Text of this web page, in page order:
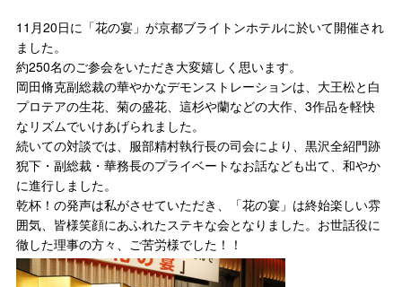
11月20日に「花の宴」が京都ブライトンホテルに於いて開催され
ました。
約250名のご参会をいただき大変嬉しく思います。
岡田脩克副総裁の華やかなデモンストレーションは、大王松と白
プロテアの生花、菊の盛花、這杉や蘭などの大作、3作品を軽快
なリズムでいけあげられました。
続いての対談では、服部精村執行長の司会により、黒沢全紹門跡
猊下・副総裁・華務長のプライベートなお話なども出て、和やか
に進行しました。
乾杯！の発声は私がさせていただき、「花の宴」は終始楽しい雰
囲気、皆様笑顔にあふれたステキな会となりました。お世話役に
徹した理事の方々、ご苦労様でした！！